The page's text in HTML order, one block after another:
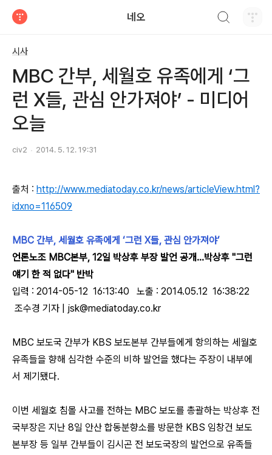
네오
시사
MBC 간부, 세월호 유족에게 ‘그
런 X들, 관심 안가져야’ - 미디어
오늘
civ2 2014. 5. 12. 19:31
출처 : http://www.mediatoday.co.kr/news/articleView.html?
idxno=116509
MBC 간부, 세월호 유족에게 ‘그런 X들, 관심 안가져야’
언론노조 MBC본부, 12일 박상후 부장 발언 공개…박상후 "그런
얘기 한 적 없다" 반박
입력 : 2014-05-12 16:13:40 노출 : 2014.05.12 16:38:22
조수경 기자 | jsk@mediatoday.co.kr
MBC 보도국 간부가 KBS 보도본부 간부들에게 항의하는 세월호
유족들을 향해 심각한 수준의 비하 발언을 했다는 주장이 내부에
서 제기됐다.
이번 세월호 침몰 사고를 전하는 MBC 보도를 총괄하는 박상후 전
국부장은 지난 8일 안산 합동분향소를 방문한 KBS 임창건 보도
본부장 등 일부 간부들이 김시곤 전 보도국장의 발언으로 유족들